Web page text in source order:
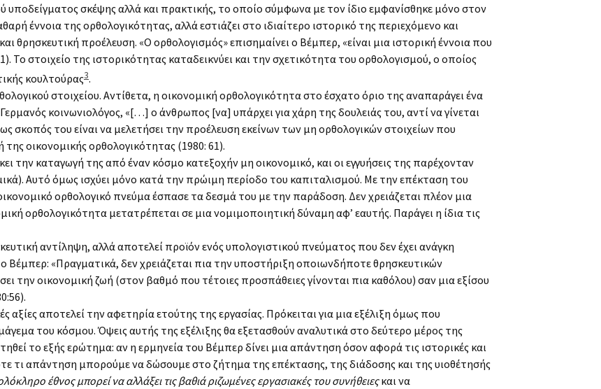
υποδείγματος σκέψης αλλά και πρακτικής, το οποίο σύμφωνα με τον ίδιο εμφανίσθηκε μόνο στον
έννοια της ορθολογικότητας, αλλά εστιάζει στο ιδιαίτερο ιστορικό της περιεχόμενο και
θρησκευτική προέλευση. «Ο ορθολογισμός» επισημαίνει ο Βέμπερ, «είναι μια ιστορική έννοια που
στοιχείο της ιστορικότητας καταδεικνύει και την σχετικότητα του ορθολογισμού, ο οποίος
κουλτούρας3.
στοιχείου. Αντίθετα, η οικονομική ορθολογικότητα στο έσχατο όριο της αναπαράγει ένα
κοινωνιολόγος, «[…] ο άνθρωπος [να] υπάρχει για χάρη της δουλειάς του, αντί να γίνεται
σκοπός του είναι να μελετήσει την προέλευση εκείνων των μη ορθολογικών στοιχείων που
οικονομικής ορθολογικότητας (1980: 61).
την καταγωγή της από έναν κόσμο κατεξοχήν μη οικονομικό, και οι εγγυήσεις της παρέχονταν
Αυτό όμως ισχύει μόνο κατά την πρώιμη περίοδο του καπιταλισμού. Με την επέκταση του
ορθολογικό πνεύμα έσπασε τα δεσμά του με την παράδοση. Δεν χρειάζεται πλέον μια
ορθολογικότητα μετατρέπεται σε μια νομιμοποιητική δύναμη αφ’ εαυτής. Παράγει η ίδια τις
αντίληψη, αλλά αποτελεί προϊόν ενός υπολογιστικού πνεύματος που δεν έχει ανάγκη
Βέμπερ: «Πραγματικά, δεν χρειάζεται πια την υποστήριξη οποιωνδήποτε θρησκευτικών
την οικονομική ζωή (στον βαθμό που τέτοιες προσπάθειες γίνονται πια καθόλου) σαν μια εξίσου
αποτελεί την αφετηρία ετούτης της εργασίας. Πρόκειται για μια εξέλιξη όμως που
του κόσμου. Όψεις αυτής της εξέλιξης θα εξετασθούν αναλυτικά στο δεύτερο μέρος της
το εξής ερώτημα: αν η ερμηνεία του Βέμπερ δίνει μια απάντηση όσον αφορά τις ιστορικές και
τι απάντηση μπορούμε να δώσουμε στο ζήτημα της επέκτασης, της διάδοσης και της υιοθέτησής
έθνος μπορεί να αλλάξει τις βαθιά ριζωμένες εργασιακές του συνήθειεςκαι να